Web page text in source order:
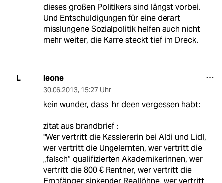
dieses großen Politikers sind längst vorbei.
Und Entschuldigungen für eine derart
misslungene Sozialpolitik helfen auch nicht
mehr weiter, die Karre steckt tief im Dreck.
L leone
30.06.2013, 15:27 Uhr
kein wunder, dass ihr deen vergessen habt:
zitat aus brandbrief :
"Wer vertritt die Kassiererin bei Aldi und Lidl,
wer vertritt die Ungelernten, wer vertritt die
„falsch“ qualifizierten Akademikerinnen, wer
vertritt die 800 € Rentner, wer vertritt die
Empfänger sinkender Reallöhne, wer vertritt